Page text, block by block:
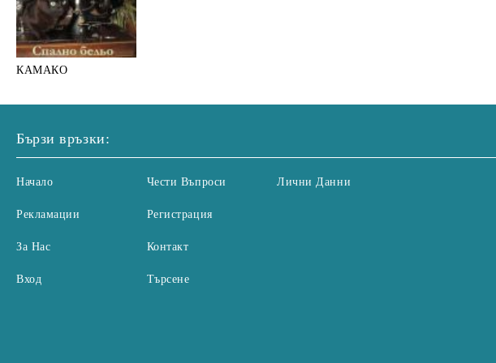
КАМАКО
Бързи връзки:
Начало
Рекламации
За Нас
Вход
Чести Въпроси
Регистрация
Контакт
Търсене
Лични Данни